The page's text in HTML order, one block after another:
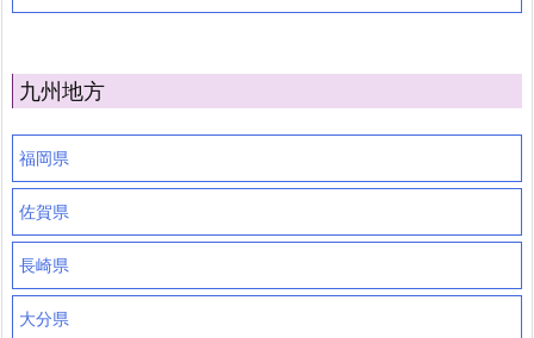
九州地方
福岡県
佐賀県
長崎県
大分県